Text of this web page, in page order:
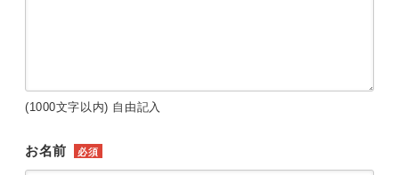
(1000文字以内) 自由記入
お名前 必須